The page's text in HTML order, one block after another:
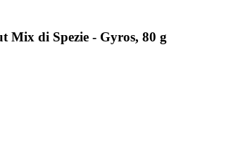
Mix di Spezie - Gyros, 80 g